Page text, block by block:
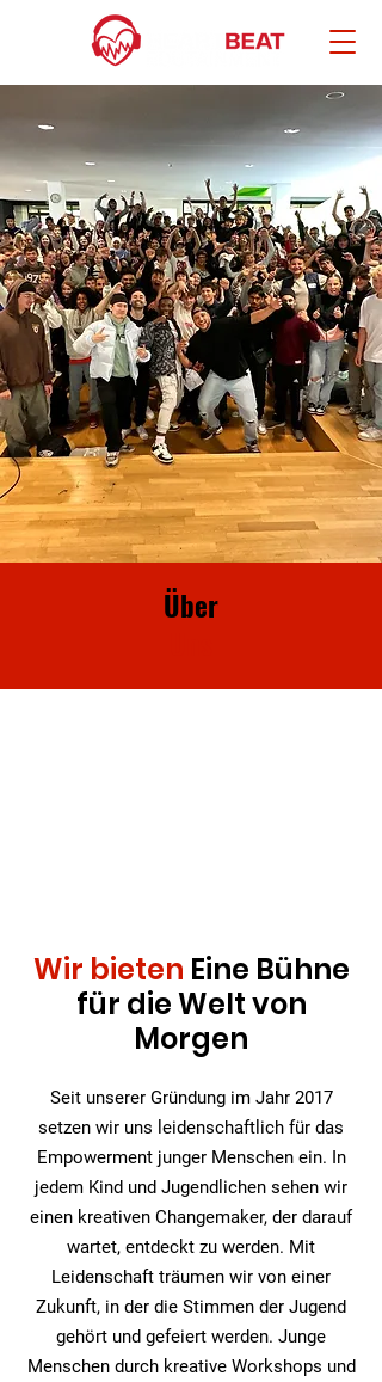
Über
Wir bieten Eine Bühne
für die Welt von
Morgen
Seit unserer Gründung im Jahr 2017
setzen wir uns leidenschaftlich für das
Empowerment junger Menschen ein. In
jedem Kind und Jugendlichen sehen wir
einen kreativen Changemaker, der darauf
wartet, entdeckt zu werden. Mit
Leidenschaft träumen wir von einer
Zukunft, in der die Stimmen der Jugend
gehört und gefeiert werden. Junge
Menschen durch kreative Workshops und